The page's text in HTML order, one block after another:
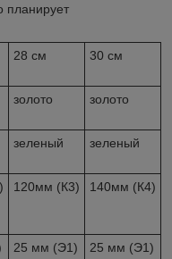
планирует
28 см 30 см
золото золото
зеленый зеленый
120мм (К3) 140мм (К4)
25 мм (Э1)
25 мм (Э1)